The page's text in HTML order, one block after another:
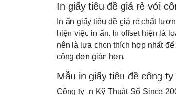
In giấy tiêu đề giá rẻ với
In ấn giấy tiêu đề giá rẻ chất
hiện việc in ấn. In offset hiện là
nên là lựa chọn thích hợp nhất
công đơn giản hơn.
Mẫu in giấy tiêu đề công
Công ty In Kỹ Thuật Số Since